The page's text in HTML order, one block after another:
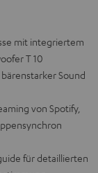
mit integriertem
T 10
Sound
von Spotify,
für detaillierten